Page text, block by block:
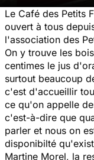
Le Café des Petits
ouvert à tous
l'association des
On y trouve les
centimes le jus
surtout beaucoup
c'est d'accueillir
ce qu'on appelle
c'est-à-dire que
parler et nous on
disponibilté
Martine Morel, la